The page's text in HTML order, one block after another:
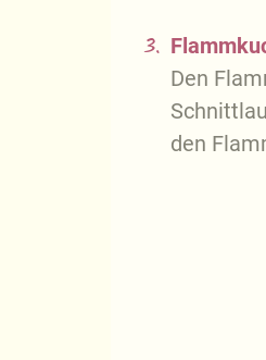
3.
Den
den